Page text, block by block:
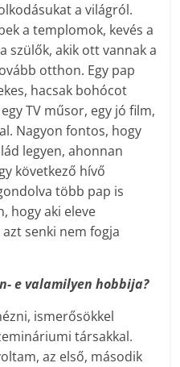
a világról.
a templomok, kevés a
szülők, akik ott vannak a
otthon. Egy pap
hacsak bohócot
TV műsor, egy jó film,
Nagyon fontos, hogy
legyen, ahonnan
következő hívő
több pap is
hogy aki eleve
senki nem fogja
e valamilyen hobbija?
ismerősökkel
társakkal.
az első, második